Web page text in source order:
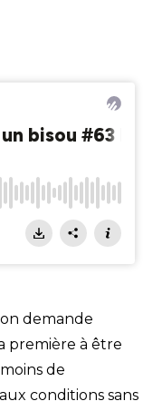
demande
première à être
de
conditions sans